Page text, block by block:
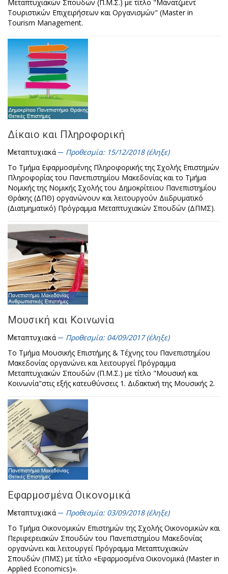
Μεταπτυχιακών Σπουδών (Π.Μ.Σ.) με τίτλο "Μάνατζμεντ
Τουριστικών Επιχειρήσεων και Οργανισμών" (Master in
Tourism Management.
Δίκαιο και Πληροφορική
Μεταπτυχιακά
Προθεσμία: 15/12/2018 (έληξε)
Το Τμήμα Εφαρμοσμένης Πληροφορικής της Σχολής Επιστημών
Πληροφορίας του Πανεπιστημίου Μακεδονίας και το Τμήμα
Νομικής της Νομικής Σχολής του Δημοκρίτειου Πανεπιστημίου
Θράκης (ΔΠΘ) οργανώνουν και λειτουργούν Διιδρυματικό
(Διατμηματικό) Πρόγραμμα Μεταπτυχιακών Σπουδών (ΔΠΜΣ).
Μουσική και Κοινωνία
Μεταπτυχιακά
Προθεσμία: 04/09/2017 (έληξε)
Το Τμήμα Μουσικής Επιστήμης & Τέχνης του Πανεπιστημίου
Μακεδονίας οργανώνει και λειτουργεί Πρόγραμμα
Μεταπτυχιακών Σπουδών (Π.Μ.Σ.) με τίτλο "Μουσική και
Κοινωνία"στις εξής κατευθύνσεις 1. Διδακτική της Μουσικής 2.
Εφαρμοσμένα Οικονομικά
Μεταπτυχιακά
Προθεσμία: 03/09/2018 (έληξε)
Το Τμήμα Οικονομικών Επιστημών της Σχολής Οικονομικών και
Περιφερειακών Σπουδών του Πανεπιστημίου Μακεδονίας
οργανώνει και λειτουργεί Πρόγραμμα Μεταπτυχιακών
Σπουδών (ΠΜΣ) με τίτλο «Εφαρμοσμένα Οικονομικά (Master in
Applied Economics)».